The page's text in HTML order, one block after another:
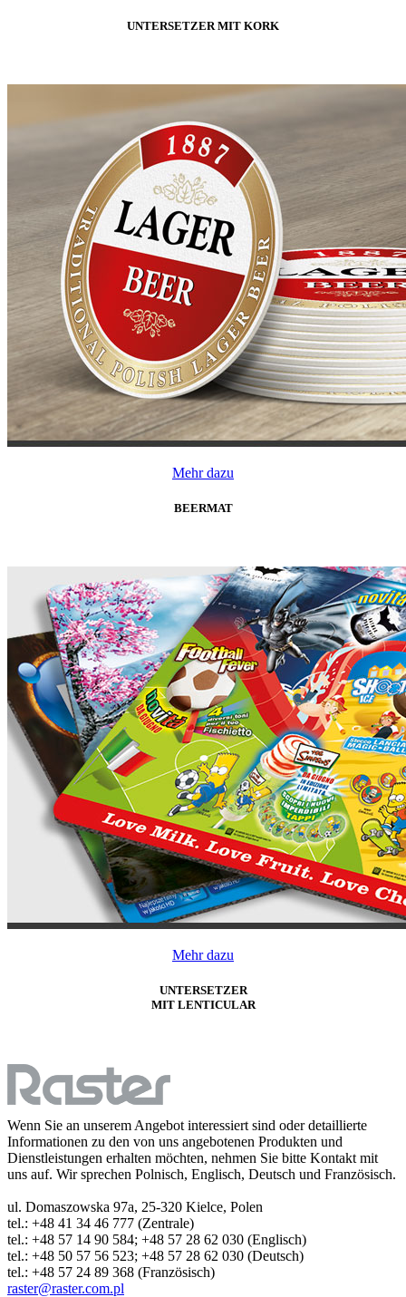
UNTERSETZER MIT KORK
Mehr dazu
BEERMAT
Mehr dazu
UNTERSETZER
MIT LENTICULAR
Wenn Sie an unserem Angebot interessiert sind oder detaillierte
Informationen zu den von uns angebotenen Produkten und
Dienstleistungen erhalten möchten, nehmen Sie bitte Kontakt mit
uns auf. Wir sprechen Polnisch, Englisch, Deutsch und Französisch.
ul. Domaszowska 97a, 25-320 Kielce, Polen
tel.: +48 41 34 46 777 (Zentrale)
tel.: +48 57 14 90 584; +48 57 28 62 030 (Englisch)
tel.: +48 50 57 56 523; +48 57 28 62 030 (Deutsch)
tel.: +48 57 24 89 368 (Französisch)
raster@raster.com.pl